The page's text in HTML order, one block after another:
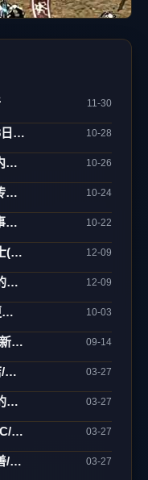
11-30
《天堂 Red Knights》预计12月8日正式上市！ 10-28
【S4EP2】火龙巴拉卡斯，游戏内实际影片 10-26
【S4EP2】贰章：巴拉卡斯，宣传CG动画 10-24
《天堂 Red Knights》今日开放事前登录 27日将於韩国举办大规模发表会 10-22
【BL17C】12/09 手游-天堂红骑士(Project RK) 12-09
【BL17C】12/09 手游-完全移植的天堂行动版(Project L) 12-09
【KTS】【S4EP1】10/01 测服更新：亚丁大陆/怪物图监/连击/活动闹钟/遗忘之岛 10-03
【KR】韩版2015/10/14 下半年更新内容预告 09-14
【KR】11/26 正服更新：T币商店/万能药制作/傲塔调整/活动 03-27
【KR】11/19 正服更新：殷海萨的祝福/地狱废止/制作介面相关 03-27
【KR】11/29 正服更新：古丁NPC/死亡骑士/活动 03-27
【KR】11/05 正服更新：介面改善/欧瑞地区/活动 03-27